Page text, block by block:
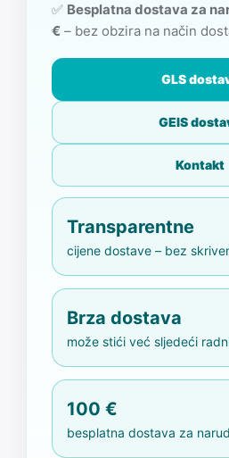
✅ Besplatna dostava za
€ – bez obzira na način
GLS
GEIS
Kontakt
Transparentne
cijene dostave – bez
Brza dostava
može stići već sljedeći
100 €
besplatna dostava za